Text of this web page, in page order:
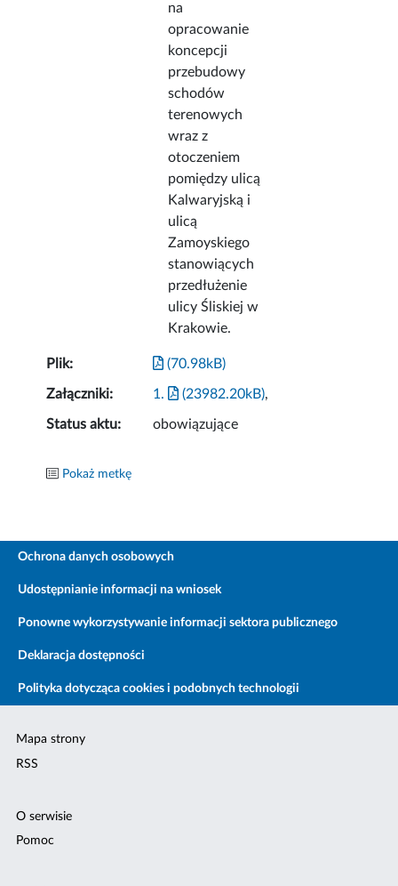
na
opracowanie
koncepcji
przebudowy
schodów
terenowych
wraz z
otoczeniem
pomiędzy ulicą
Kalwaryjską i
ulicą
Zamoyskiego
stanowiących
przedłużenie
ulicy Śliskiej w
Krakowie.
Plik: (70.98kB)
Załączniki: 1. (23982.20kB),
Status aktu: obowiązujące
Pokaż metkę
Ochrona danych osobowych
Udostępnianie informacji na wniosek
Ponowne wykorzystywanie informacji sektora publicznego
Deklaracja dostępności
Polityka dotycząca cookies i podobnych technologii
Mapa strony
RSS
O serwisie
Pomoc